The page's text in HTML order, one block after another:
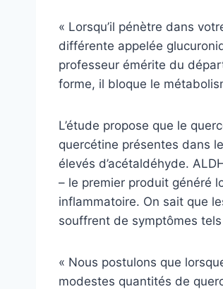
« Lorsqu’il pénètre dans
différente appelée
professeur émérite du
forme, il bloque le
L’étude propose que le
quercétine présentes dans
élevés d’acétaldéhyde.
– le premier produit généré
inflammatoire. On sait que
souffrent de symptômes
« Nous postulons que
modestes quantités de